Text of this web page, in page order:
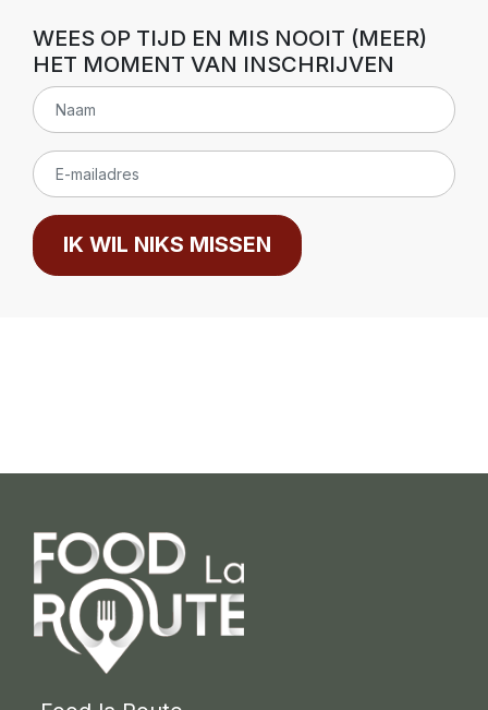
WEES OP TIJD EN MIS NOOIT (MEER)
HET MOMENT VAN INSCHRIJVEN
IK WIL NIKS MISSEN